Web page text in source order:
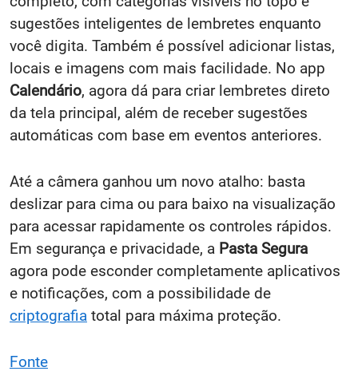
sugestões inteligentes de lembretes enquanto
você digita. Também é possível adicionar listas,
locais e imagens com mais facilidade. No app
Calendário, agora dá para criar lembretes direto
da tela principal, além de receber sugestões
automáticas com base em eventos anteriores.
Até a câmera ganhou um novo atalho: basta
deslizar para cima ou para baixo na visualização
para acessar rapidamente os controles rápidos.
Em segurança e privacidade, a Pasta Segura
agora pode esconder completamente aplicativos
e notificações, com a possibilidade de
criptografia total para máxima proteção.
Fonte